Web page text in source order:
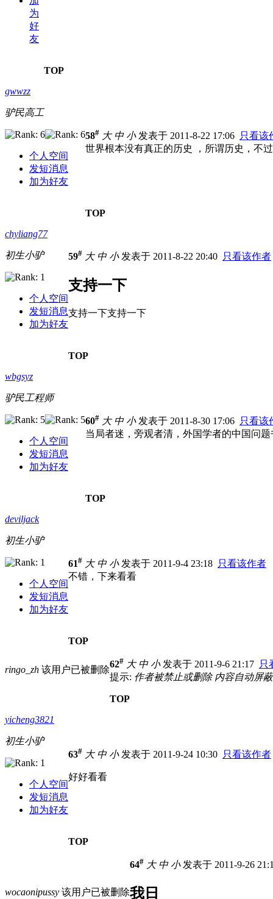
为
好
友
TOP
gwwzz
驴民高工
个人空间
发短消息
加为好友
58# 大 中 小发表于 2011-8-22 17:06 只看该
世界根本没有真正的历史 ，所谓历史，
TOP
chyliang77
初生小驴
个人空间
发短消息
加为好友
59# 大 中 小发表于 2011-8-22 20:40 只看该作者
支持一下
支持一下支持一下
TOP
wbgsyz
驴民工程师
个人空间
发短消息
加为好友
60# 大 中 小发表于 2011-8-30 17:06 只看该
当局者迷，旁观者清，外国学者的中国问
TOP
deviljack
初生小驴
个人空间
发短消息
加为好友
61# 大 中 小发表于 2011-9-4 23:18 只看该作者
不错，下来看看
TOP
ringo_zh 该用户已被删除
62# 大 中 小发表于 2011-9-6 21:17 只
提示: 作者被禁止或删除 内容自动屏蔽
TOP
yicheng3821
初生小驴
个人空间
发短消息
加为好友
63# 大 中 小发表于 2011-9-24 10:30 只看该作者
好好看看
TOP
wocaonipussy 该用户已被删除
64# 大 中 小发表于 2011-9-26
我日